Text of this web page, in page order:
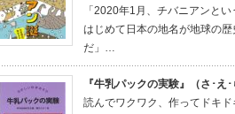
「2020年1月、チバニアンとい
はじめて日本の地名が地球の歴
だ」…
『牛乳パックの実験』（さ･え･
読んでワクワク、作ってドキ